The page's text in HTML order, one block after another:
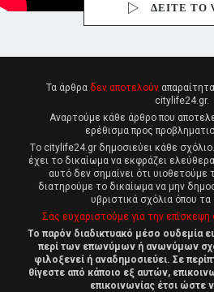
ΔΕΙΤΕ ΤΟ
Τα άρθρα δεν αποτελούν
citylife24.gr.
Αναρτούμε κάθε άρθρο που
ερέθισμα προς
Tο citylife24.gr δημοσιεύει κάθε
έχει το δικαίωμα να εκφράζει
αυτό δεν σημαίνει ότι υιοθετούμε
διατηρούμε το δικαίωμα να μην
υβριστικά σχόλια όπου τα
Σας ευχαριστούμε για την επίσκεψη
Το παρόν διαδικτυακό μέσο ουδεμία
περί των επωνύμων ή ανωνύμων
φιλοξενεί ή αναδημοσιεύει. Σε
θίγεστε από κάποιο εξ αυτών,
επικοινωνίας έτσι ώστε